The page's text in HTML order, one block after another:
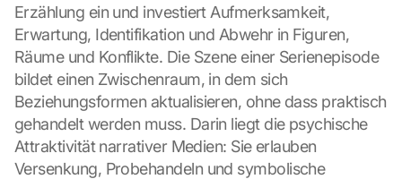
Erzählung ein und investiert Aufmerksamkeit,
Erwartung, Identifikation und Abwehr in Figuren,
Räume und Konflikte. Die Szene einer Serienepisode
bildet einen Zwischenraum, in dem sich
Beziehungsformen aktualisieren, ohne dass praktisch
gehandelt werden muss. Darin liegt die psychische
Attraktivität narrativer Medien: Sie erlauben
Versenkung, Probehandeln und symbolische